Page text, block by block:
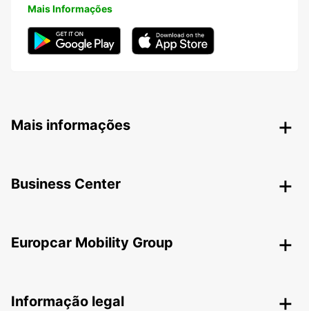
Mais Informações
Mais informações
Business Center
Europcar Mobility Group
Informação legal